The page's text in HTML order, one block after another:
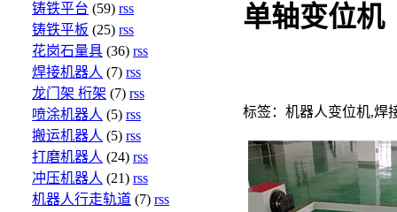
铸铁平台 (59) rss
铸铁平板 (25) rss
花岗石量具 (36) rss
焊接机器人 (7) rss
龙门架 桁架 (7) rss
喷涂机器人 (5) rss
搬运机器人 (5) rss
打磨机器人 (24) rss
冲压机器人 (21) rss
机器人行走轨道 (7) rss
单轴变位机
标签：机器人变位机,焊